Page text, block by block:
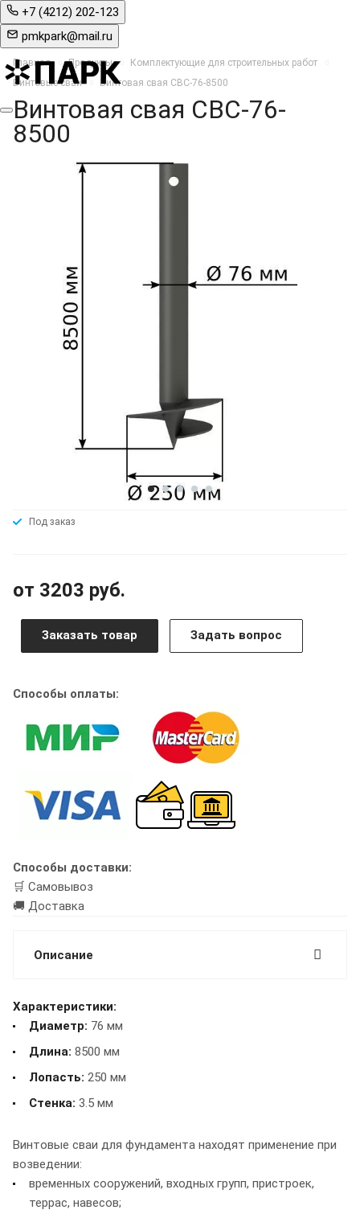
+7 (4212) 202-123
pmkpark@mail.ru
Главная Продукты
Комплектующие для строительных работ
Винтовые сваи
Винтовая свая СВС-76-8500
Винтовая свая СВС-76-
8500
Под заказ
от 3203 руб.
Заказать товар Задать вопрос
Способы оплаты:
Способы доставки:
🛒 Самовывоз
🚚 Доставка
Описание
Характеристики:
Диаметр: 76 мм
Длина: 8500 мм
Лопасть: 250 мм
Стенка: 3.5 мм
Винтовые сваи для фундамента находят применение при
возведении:
временных сооружений, входных групп, пристроек,
террас, навесов;